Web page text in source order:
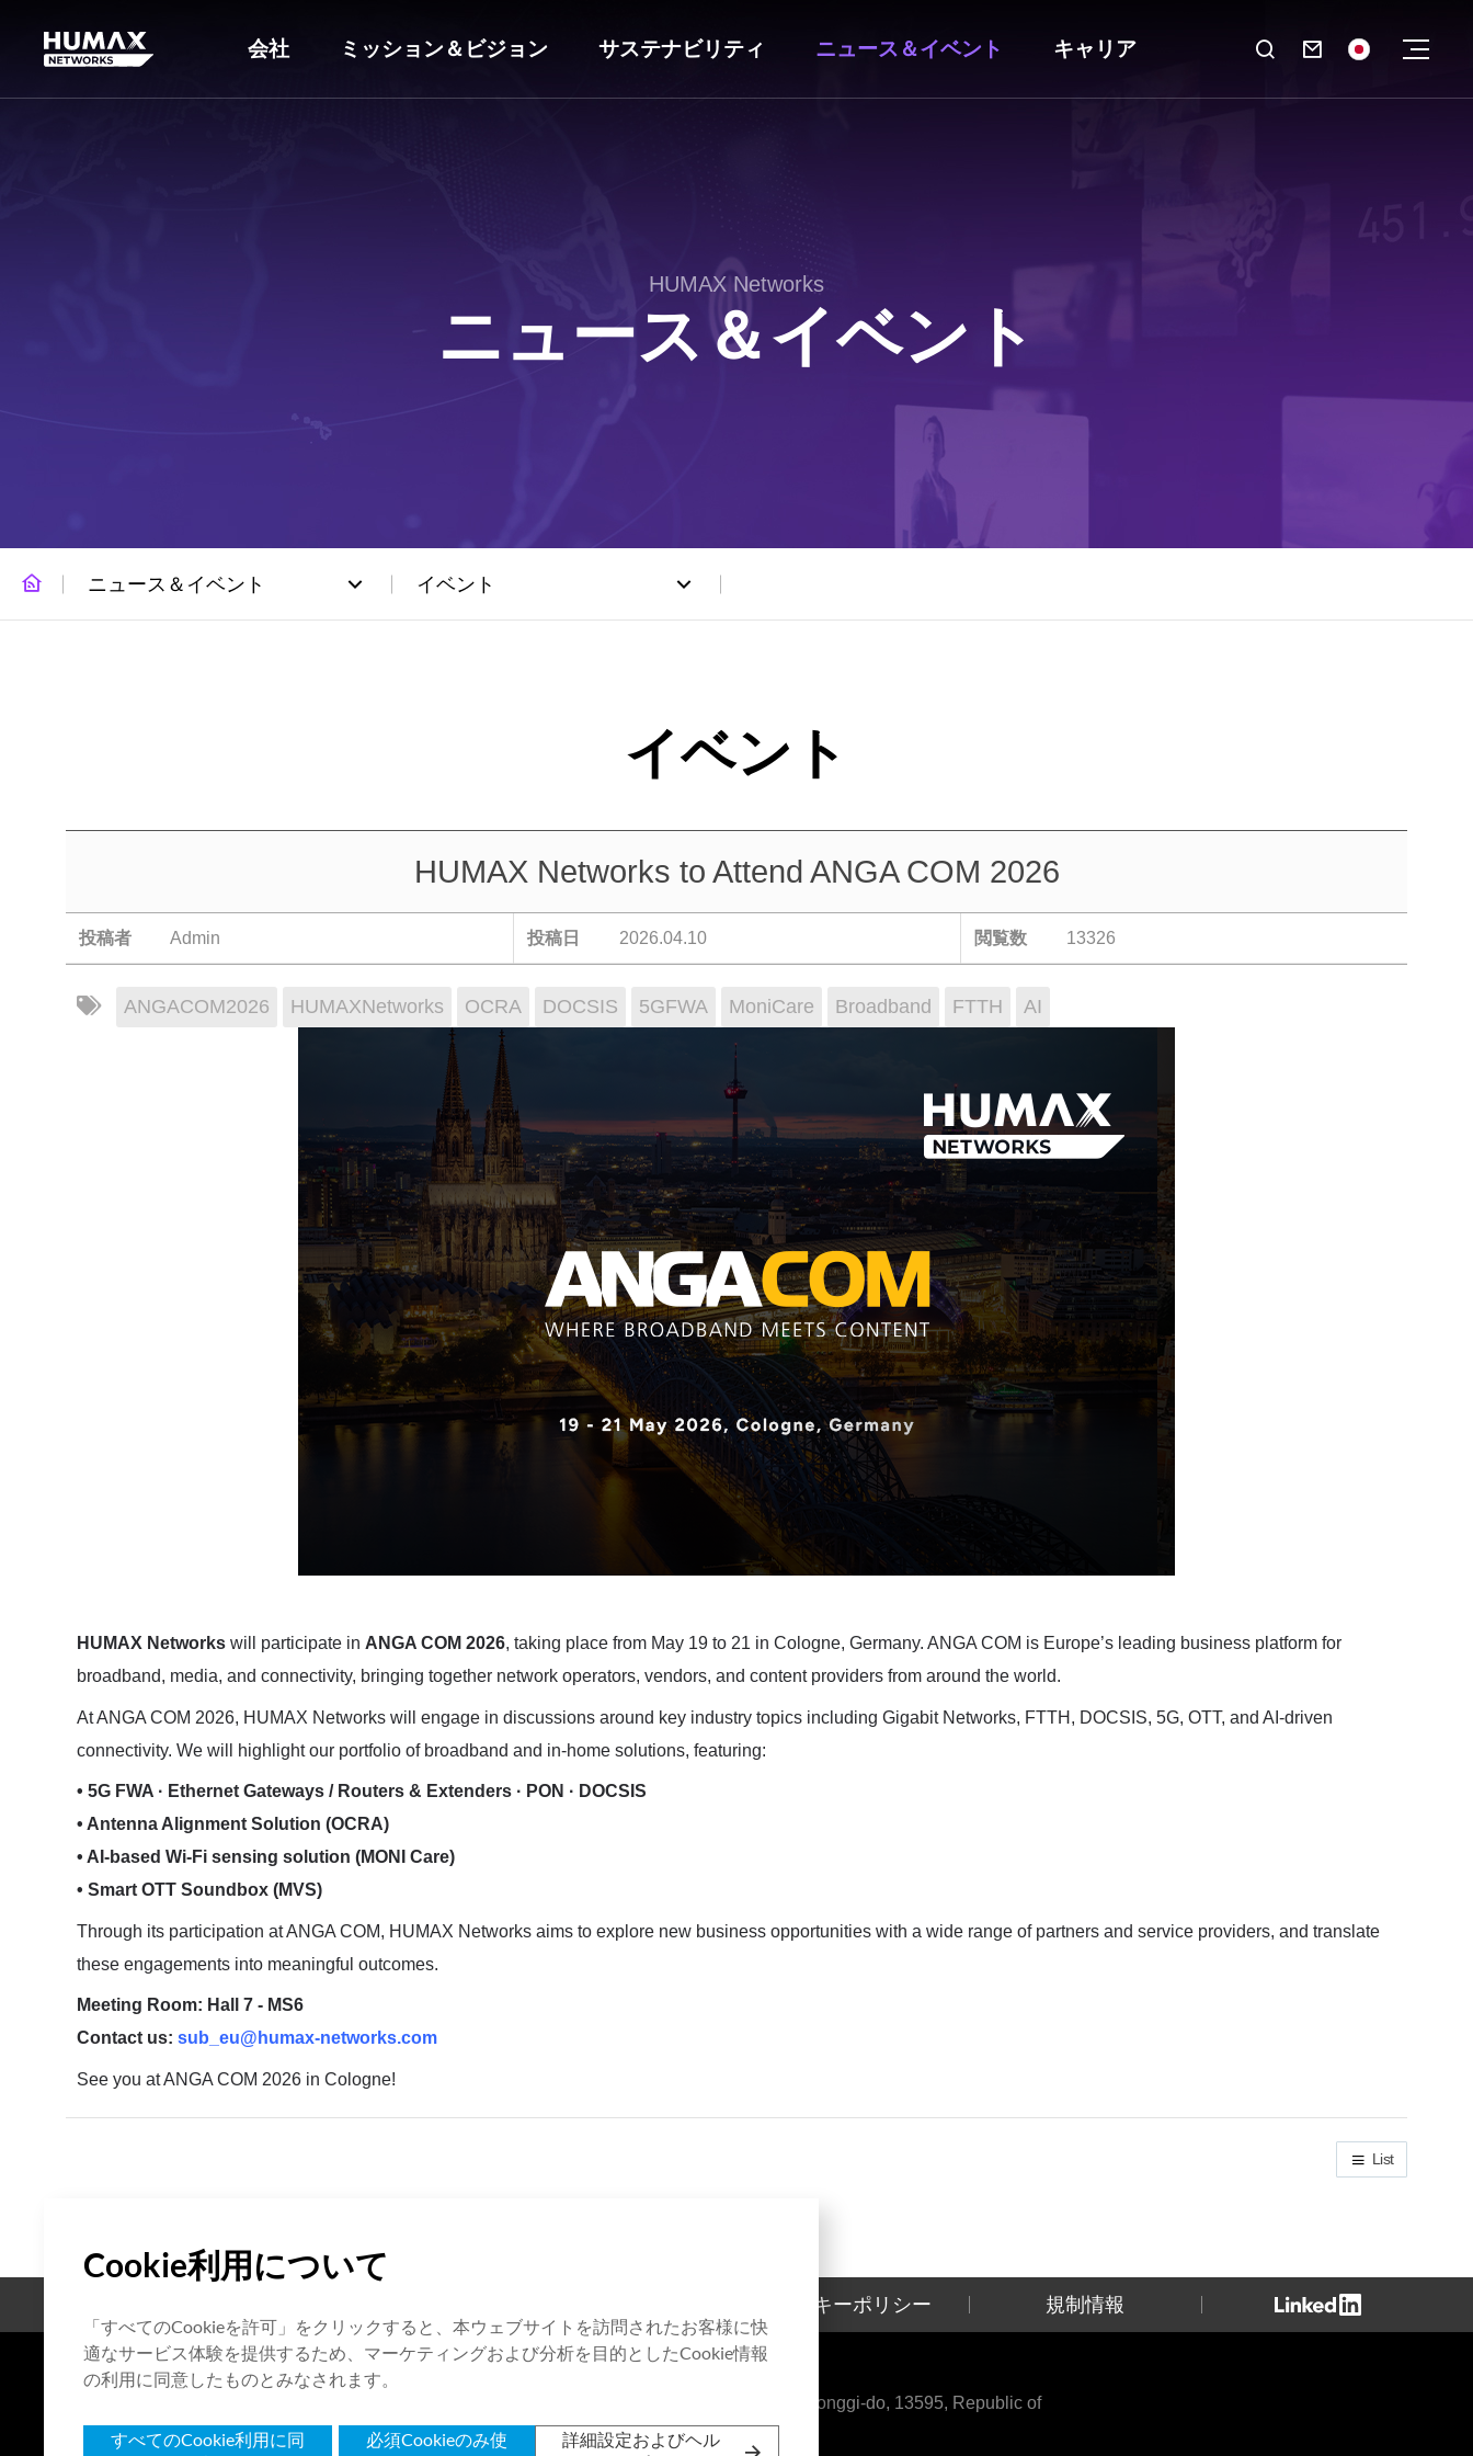
会社 ミッション＆ビジョン サステナビリティ ニュース＆イベント キャリア 
HUMAX Networks
ニュース＆イベント
ニュース＆イベント イベント
HUMAX Networks to Attend ANGA COM 2026
投稿者 Admin 投稿日 2026.04.10 閲覧数 13326
ANGACOM2026 HUMAXNetworks OCRA DOCSIS 5GFWA MoniCare Broadband FTTH AI
HUMAX Networks will participate in ANGA COM 2026, taking place from May 19 to 21 in Cologne, Germany. ANGA COM is Europe’s leading business platform for
broadband, media, and connectivity, bringing together network operators, vendors, and content providers from around the world.
At ANGA COM 2026, HUMAX Networks will engage in discussions around key industry topics including Gigabit Networks, FTTH, DOCSIS, 5G, OTT, and AI-driven
connectivity. We will highlight our portfolio of broadband and in-home solutions, featuring:
• 5G FWA · Ethernet Gateways / Routers & Extenders · PON · DOCSIS
• Antenna Alignment Solution (OCRA)
• AI-based Wi-Fi sensing solution (MONI Care)
• Smart OTT Soundbox (MVS)
Through its participation at ANGA COM, HUMAX Networks aims to explore new business opportunities with a wide range of partners and service providers, and translate
these engagements into meaningful outcomes.
Meeting Room: Hall 7 - MS6
Contact us: sub_eu@humax-networks.com
See you at ANGA COM 2026 in Cologne!
List
クッキーポリシー 規制情報
7F HUMAX Village, 216, Hwangsaeul-ro, Bundang-gu, Seongnam-si, Gyeonggi-do, 13595, Republic of
Korea
Cookie利用について
「すべてのCookieを許可」をクリックすると、本ウェブサイトを訪問されたお客様に快
適なサービス体験を提供するため、マーケティングおよび分析を目的としたCookie情報
の利用に同意したものとみなされます。
すべてのCookie利用に同
必須Cookieのみ使
詳細設定およびヘル